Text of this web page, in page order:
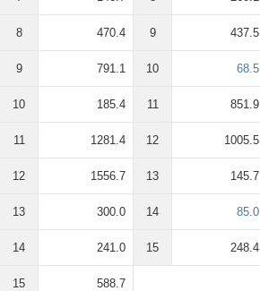
8 470.4
9 791.1
10 185.4
11 1281.4
12 1556.7
13 300.0
14 241.0
15 588.7
9 437.5
10 68.5
11 851.9
12 1005.5
13 145.7
14 85.0
15 248.4